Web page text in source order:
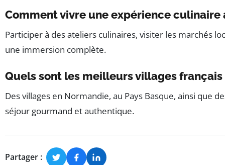
Comment vivre une expérience culinaire
Participer à des ateliers culinaires, visiter les marchés
une immersion complète.
Quels sont les meilleurs villages
Des villages en Normandie, au Pays Basque, ainsi que
séjour gourmand et authentique.
Partager :